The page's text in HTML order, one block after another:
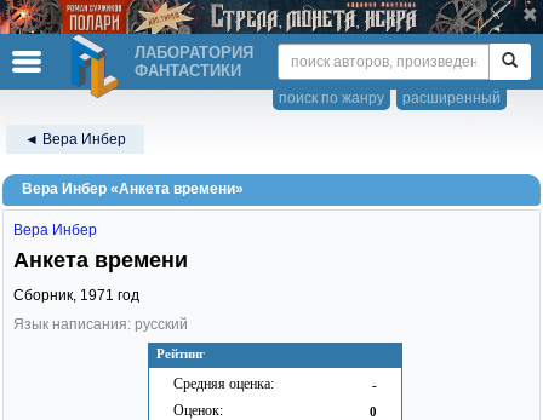
ЛАБОРАТОРИЯ
ФАНТАСТИКИ
расширенный
поиск по жанру
◄ Вера Инбер
Вера Инбер «Анкета времени»
Рейтинг
Средняя оценка: -
Оценок: 0
Вера Инбер
Анкета времени
Сборник, 1971 год
Язык написания: русский